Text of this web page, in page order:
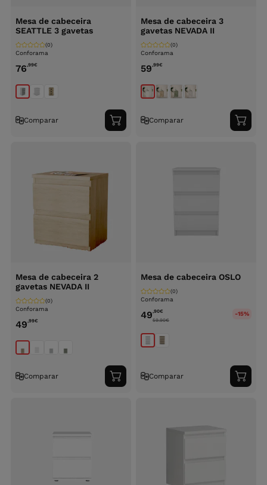
Mesa de cabeceira
SEATTLE 3 gavetas
Conforama
(0)
76,99€
Comparar
Adicionar
ao
Mesa de cabeceira 3
gavetas NEVADA II
Conforama
(0)
59,99€
Comparar
ao
Mesa de cabeceira 2
gavetas NEVADA II
Conforama
(0)
49,99€
Comparar
Adicionar
ao
Mesa de cabeceira OSLO
Conforama
(0)
49,90€
59.90€
-15%
Comparar
ao